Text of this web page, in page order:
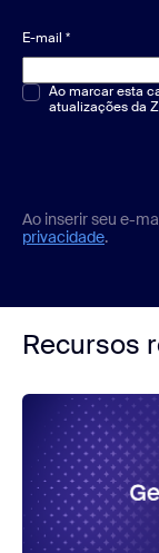
E-mail *
Múltipla escolha
Ao marcar esta
atualizações da
Ao inserir seu e-
privacidade.
Recursos